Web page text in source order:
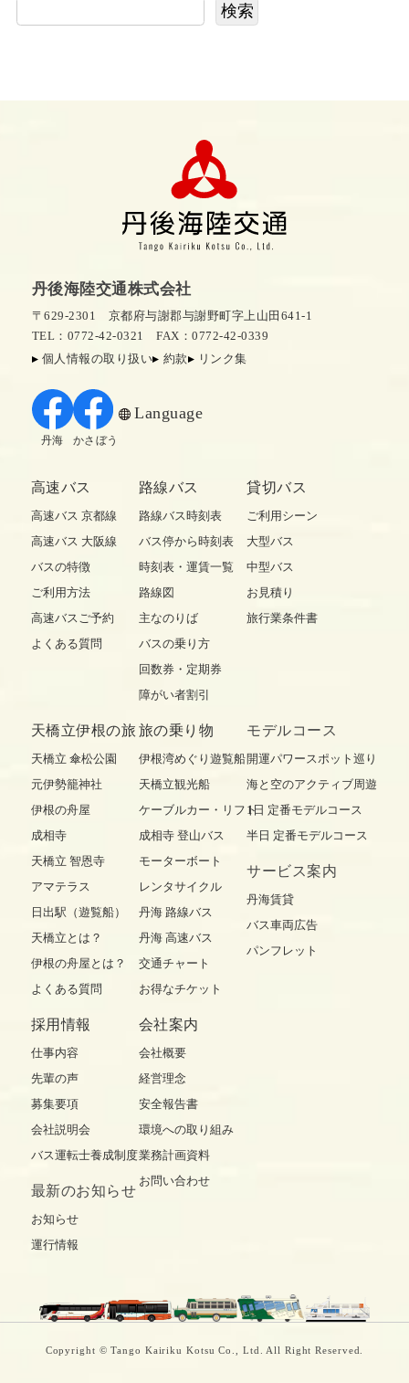
検索
丹後海陸交通株式会社
〒629-2301 京都府与謝郡与謝野町字上山田641-1
TEL：0772-42-0321
FAX：0772-42-0339
個人情報の取り扱い
約款 リンク集
Language
丹海 かさぼう
高速バス
高速バス 京都線
高速バス 大阪線
バスの特徴
ご利用方法
高速バスご予約
よくある質問
路線バス
路線バス時刻表
バス停から時刻表
時刻表・運賃一覧
路線図
主なのりば
バスの乗り方
回数券・定期券
障がい者割引
貸切バス
ご利用シーン
大型バス
中型バス
お見積り
旅行業条件書
天橋立伊根の旅
天橋立 傘松公園
元伊勢籠神社
伊根の舟屋
成相寺
天橋立 智恩寺
アマテラス
日出駅（遊覧船）
天橋立とは？
伊根の舟屋とは？
よくある質問
旅の乗り物
伊根湾めぐり遊覧船
天橋立観光船
ケーブルカー・リフト
成相寺 登山バス
モーターボート
レンタサイクル
丹海 路線バス
丹海 高速バス
交通チャート
お得なチケット
モデルコース
開運パワースポット巡り
海と空のアクティブ周遊
1日 定番モデルコース
半日 定番モデルコース
サービス案内
丹海賃貸
バス車両広告
パンフレット
採用情報
仕事内容
先輩の声
募集要項
会社説明会
バス運転士養成制度
最新のお知らせ
お知らせ
運行情報
会社案内
会社概要
経営理念
安全報告書
環境への取り組み
業務計画資料
お問い合わせ
Copyright © Tango Kairiku Kotsu Co., Ltd. All Right Reserved.